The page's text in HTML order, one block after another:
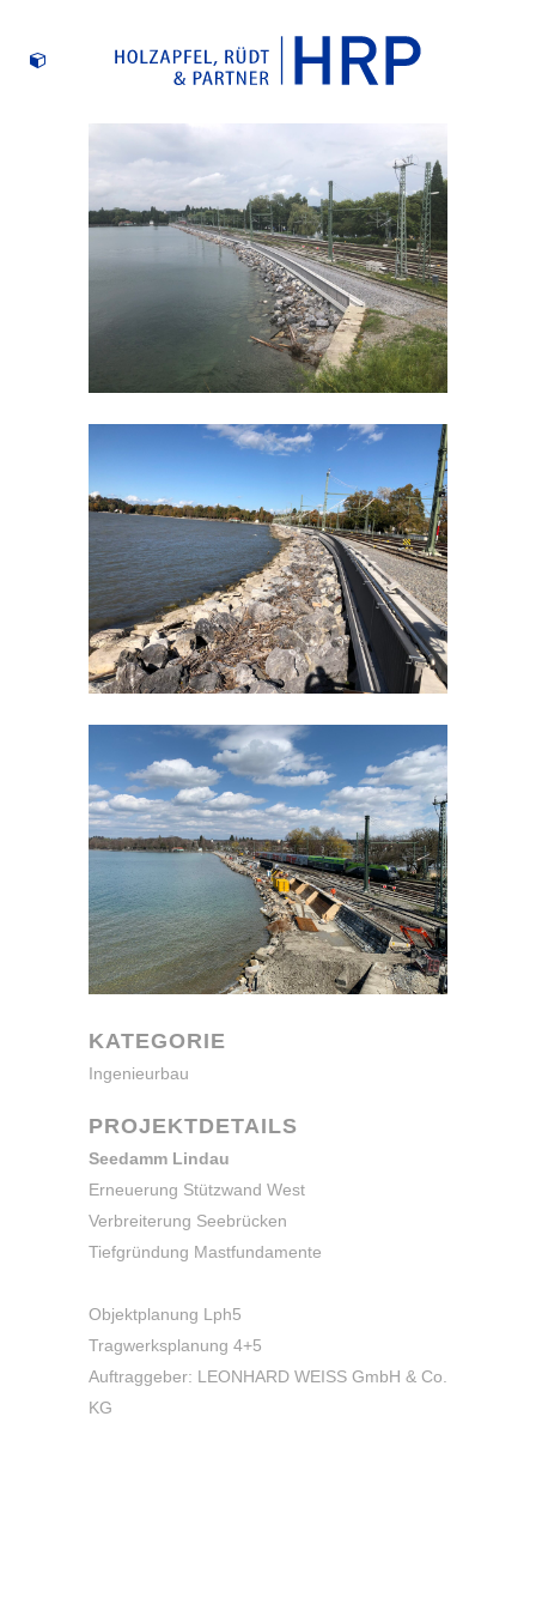
SEEDAMM LINDAU
KATEGORIE
Ingenieurbau
PROJEKTDETAILS
Seedamm Lindau
Erneuerung Stützwand West
Verbreiterung Seebrücken
Tiefgründung Mastfundamente
Objektplanung Lph5
Tragwerksplanung 4+5
Auftraggeber: LEONHARD WEISS GmbH & Co.
KG